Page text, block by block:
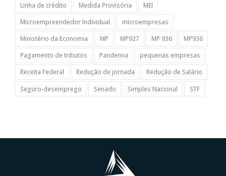
Linha de crédito
Medida Provisória
MEI
Microempreendedor Individual
microempresas
Ministério da Economia
MP MP927 MP 936
MP936
Pagamento de tributos
Pandemia
pequenas empresas
Receita Federal
Redução de jornada
Redução de Salário
Seguro-desemprego
Senado Simples Nacional STF